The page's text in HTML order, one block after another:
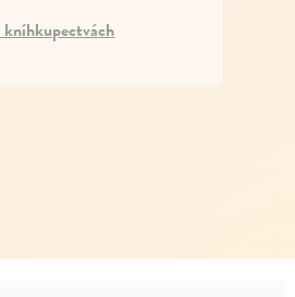
kníhkupectvách